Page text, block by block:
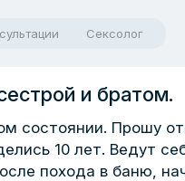
Сексолог
и братом.
состоянии. Прошу
10 лет. Ведут
похода в баню,